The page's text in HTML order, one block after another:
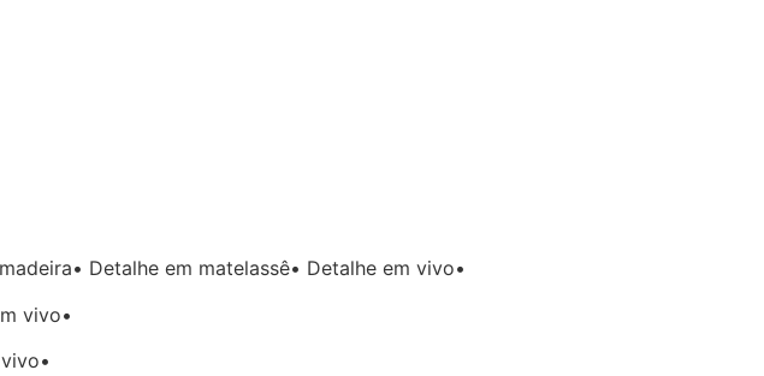
Detalhe em matelassê• Detalhe em vivo•
vivo•